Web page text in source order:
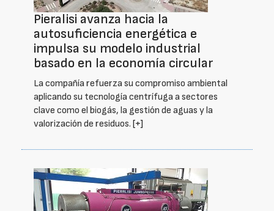
Pieralisi avanza hacia la
autosuficiencia energética e
impulsa su modelo industrial
basado en la economía circular
La compañía refuerza su compromiso ambiental
aplicando su tecnología centrífuga a sectores
clave como el biogás, la gestión de aguas y la
valorización de residuos. [+]